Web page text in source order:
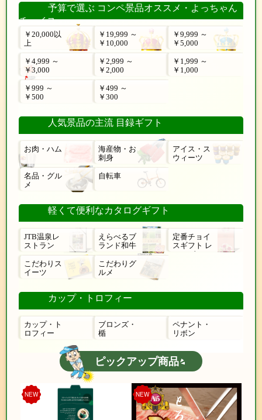
予算で選ぶ コンペ景品オススメ・よっちゃん
チョイス
￥20,000以
上
￥19,999 ～
￥10,000
￥9,999 ～
￥5,000
￥4,999 ～
￥3,000
￥2,999 ～
￥2,000
￥1,999 ～
￥1,000
￥999 ～
￥500
￥499 ～
￥300
人気景品の主流 目録ギフト
お肉・ハム
海産物・お
刺身
アイス・ス
ウィーツ
名品・グル
メ
自転車
軽くて便利なカタログギフト
JTB温泉レ
ストラン
えらべるブ
ランド和牛
定番チョイ
スギフト レ
ローゼ
こだわりス
イーツ
こだわりグ
ルメ
カップ・トロフィー
カップ・ト
ロフィー
ブロンズ・
楯
ペナント・
リボン
ピックアップ商品
NEW NEW